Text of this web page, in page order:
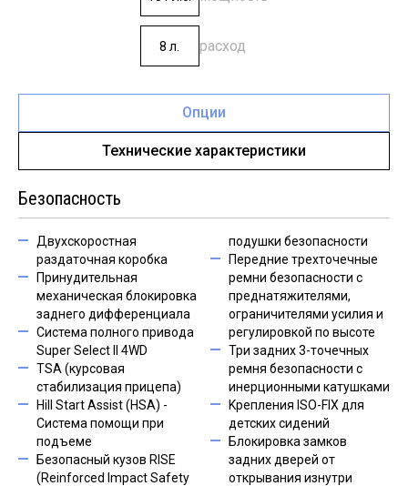
8 л. расход
Опции
Технические характеристики
Безопасность
Двухскоростная
раздаточная коробка
Принудительная
механическая блокировка
заднего дифференциала
Система полного привода
Super Select II 4WD
TSA (курсовая
стабилизация прицепа)
Hill Start Assist (HSA) -
Система помощи при
подъеме
Безопасный кузов RISE
(Reinforced Impact Safety
подушки безопасности
Передние трехточечные
ремни безопасности с
преднатяжителями,
ограничителями усилия и
регулировкой по высоте
Три задних 3-точечных
ремня безопасности с
инерционными катушками
Kрепления ISO-FIX для
детских сидений
Блокировка замков
задних дверей от
открывания изнутри